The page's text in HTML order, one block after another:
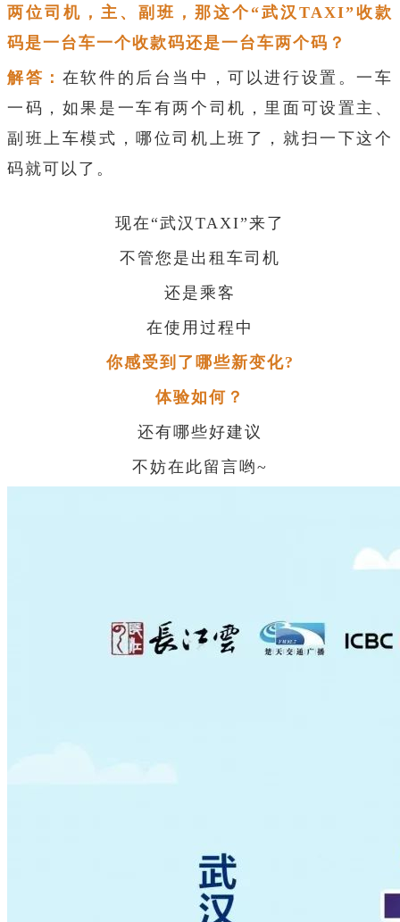
两位司机，主、副班，那这个“武汉TAXI”收款
码是一台车一个收款码还是一台车两个码？
解答： 在软件的后台当中，可以进行设置。一车
一码，如果是一车有两个司机，里面可设置主、
副班上车模式，哪位司机上班了，就扫一下这个
码就可以了。
现在“武汉TAXI”来了
不管您是出租车司机
还是乘客
在使用过程中
你感受到了哪些新变化?
体验如何？
还有哪些好建议
不妨在此留言哟~